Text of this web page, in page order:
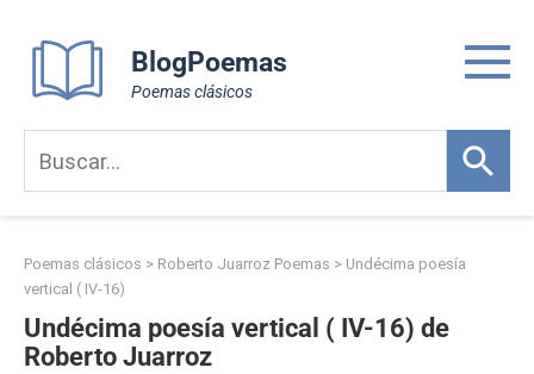
content
BlogPoemas
Poemas clásicos
Poemas clásicos > Roberto Juarroz Poemas > Undécima poesía
vertical ( IV-16)
Undécima poesía vertical ( IV-16) de
Roberto Juarroz